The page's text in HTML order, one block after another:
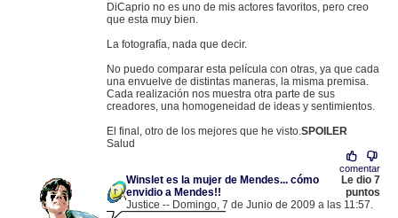
DiCaprio no es uno de mis actores favoritos, pero creo
que esta muy bien.
La fotografía, nada que decir.
No puedo comparar esta película con otras, ya que cada
una envuelve de distintas maneras, la misma premisa.
Cada realización nos muestra otra parte de sus
creadores, una homogeneidad de ideas y sentimientos.
El final, otro de los mejores que he visto.SPOILER
Salud
comentar
Winslet es la mujer de Mendes... cómo
envidio a Mendes!!
Le dio 7
puntos
Justice -- Domingo, 7 de Junio de 2009 a las 11:57.